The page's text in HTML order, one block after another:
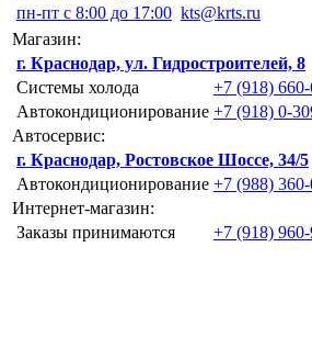
пн-пт с 8:00 до 17:00 kts@krts.ru
Магазин:
г. Краснодар, ул. Гидростроителей, 8
Системы холода
+7 (918)
Автокондиционирование +7 (918) 0-
Автосервис:
г. Краснодар, Ростовское Шоссе, 34/5
Автокондиционирование +7 (988)
Интернет-магазин:
Заказы принимаются
+7 (918)